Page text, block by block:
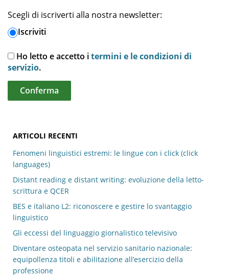
Scegli di iscriverti alla nostra newsletter:
Iscriviti
Ho letto e accetto itermini e le condizioni di
servizio.
ARTICOLI RECENTI
Fenomeni linguistici estremi: le lingue con i click (click
languages)
Distant reading e distant writing: evoluzione della letto-
scrittura e QCER
BES e italiano L2: riconoscere e gestire lo svantaggio
linguistico
Gli eccessi del linguaggio giornalistico televisivo
Diventare osteopata nel servizio sanitario nazionale:
equipollenza titoli e abilitazione all’esercizio della
professione